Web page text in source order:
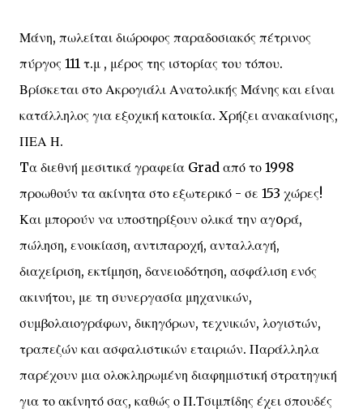
Μάνη, πωλείται διώροφος παραδοσιακός πέτρινος
πύργος 111 τ.μ , μέρος της ιστορίας του τόπου.
Βρίσκεται στο Ακρογιάλι Ανατολικής Μάνης και είναι
κατάλληλος για εξοχική κατοικία. Χρήζει ανακαίνισης,
ΠΕΑ Η.
Tα διεθνή μεσιτικά γραφεία Grad από το 1998
προωθούν τα ακίνητα στο εξωτερικό - σε 153 χώρες!
Και μπορούν να υποστηρίξουν ολικά την αγoρά,
πώληση, ενοικίαση, αντιπαροχή, ανταλλαγή,
διαχείριση, εκτίμηση, δανειοδότηση, ασφάλιση ενός
ακινήτου, με τη συνεργασία μηχανικών,
συμβολαιογράφων, δικηγόρων, τεχνικών, λογιστών,
τραπεζών και ασφαλιστικών εταιριών. Παράλληλα
παρέχουν μια ολοκληρωμένη διαφημιστική στρατηγική
για το ακίνητό σας, καθώς ο Π.Τσιμπίδης έχει σπουδές